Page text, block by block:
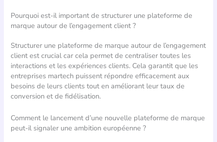
Pourquoi est-il important de structurer une plateforme de
marque autour de l’engagement client ?
Structurer une plateforme de marque autour de l’engagement
client est crucial car cela permet de centraliser toutes les
interactions et les expériences clients. Cela garantit que les
entreprises martech puissent répondre efficacement aux
besoins de leurs clients tout en améliorant leur taux de
conversion et de fidélisation.
Comment le lancement d’une nouvelle plateforme de marque
peut-il signaler une ambition européenne ?